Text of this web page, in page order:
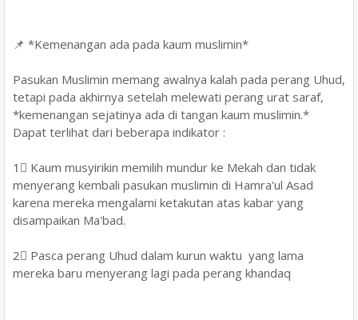
📌 *Kemenangan ada pada kaum muslimin*
Pasukan Muslimin memang awalnya kalah pada perang Uhud,
tetapi pada akhirnya setelah melewati perang urat saraf,
*kemenangan sejatinya ada di tangan kaum muslimin.*
Dapat terlihat dari beberapa indikator :
1⃣ Kaum musyirikin memilih mundur ke Mekah dan tidak
menyerang kembali pasukan muslimin di Hamra'ul Asad
karena mereka mengalami ketakutan atas kabar yang
disampaikan Ma'bad.
2⃣ Pasca perang Uhud dalam kurun waktu yang lama
mereka baru menyerang lagi pada perang khandaq